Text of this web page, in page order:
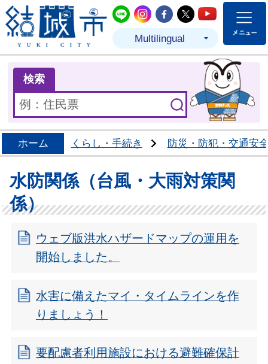
結城市公式LINE
結城市公式Instagram
結城市公式
結城市公式
結城市
Multilingual
検索
ホーム くらし・手続き 防災・防犯・交通安
水防関係（台風・大雨対策関
係）
ウェブ版洪水ハザードマップの運用を
開始しました。
水害に備えたマイ・タイムラインを作
りましょう！
要配慮者利用施設における避難確保計